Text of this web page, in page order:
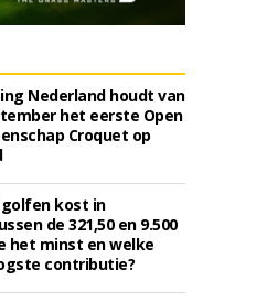
Nederland houdt van
het eerste Open
Croquet op
kost in
de 321,50 en 9.500
het minst en welke
contributie?